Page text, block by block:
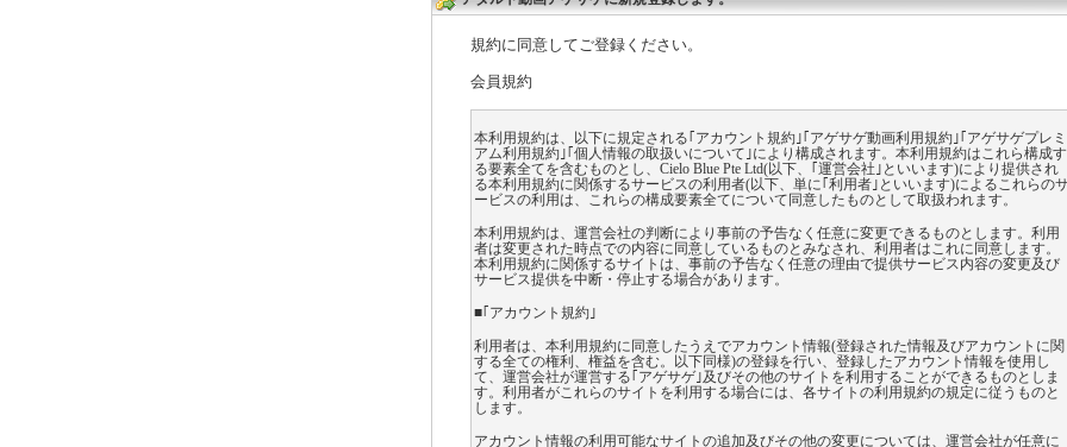
規約に同意してご登録ください。
会員規約
本利用規約は、以下に規定される｢アカウント規約｣｢アゲサゲ動画利用規約｣｢アゲサゲプレミ
アム利用規約｣｢個人情報の取扱いについて｣により構成されます。本利用規約はこれら構成す
る要素全てを含むものとし、Cielo Blue Pte Ltd(以下、｢運営会社｣といいます)により提供され
る本利用規約に関係するサービスの利用者(以下、単に｢利用者｣といいます)によるこれらの
ービスの利用は、これらの構成要素全てについて同意したものとして取扱われます。
本利用規約は、運営会社の判断により事前の予告なく任意に変更できるものとします。利用
者は変更された時点での内容に同意しているものとみなされ、利用者はこれに同意します。
本利用規約に関係するサイトは、事前の予告なく任意の理由で提供サービス内容の変更及び
サービス提供を中断・停止する場合があります。
■｢アカウント規約｣
利用者は、本利用規約に同意したうえでアカウント情報(登録された情報及びアカウントに関
する全ての権利、権益を含む。以下同様)の登録を行い、登録したアカウント情報を使用し
て、運営会社が運営する｢アゲサゲ｣及びその他のサイトを利用することができるものとしま
す。利用者がこれらのサイトを利用する場合には、各サイトの利用規約の規定に従うものと
します。
アカウント情報の利用可能なサイトの追加及びその他の変更については、運営会社が任意に